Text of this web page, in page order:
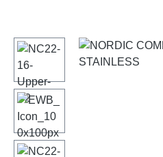
Bildergalerie überspringen